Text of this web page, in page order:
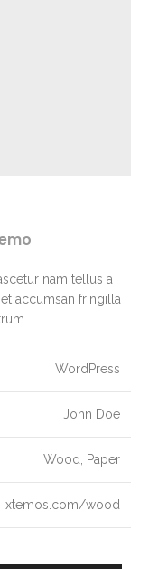
nam tellus a
accumsan fringilla
WordPress
John Doe
Wood, Paper
xtemos.com/wood